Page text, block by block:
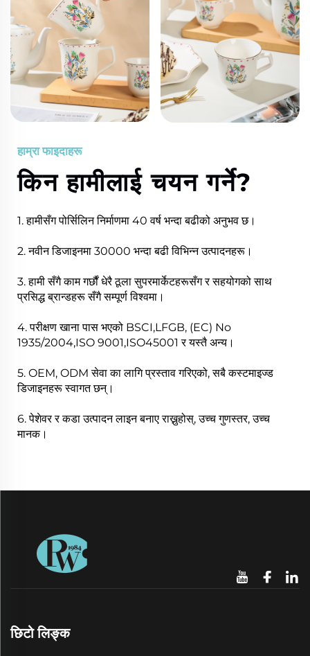
हाम्रा फाइदाहरू
किन हामीलाई चयन गर्ने?
1. हामीसँग पोर्सिलिन निर्माणमा 40 वर्ष भन्दा बढीको अनुभव छ।
2. नवीन डिजाइनमा 30000 भन्दा बढी विभिन्न उत्पादनहरू।
3. हामी सँगै काम गर्छौं धेरै ठूला सुपरमार्केटहरूसँग र सहयोगको साथ
प्रसिद्ध ब्रान्डहरू सँगै सम्पूर्ण विश्वमा।
4. परीक्षण खाना पास भएको BSCI,LFGB, (EC) No
1935/2004,ISO 9001,ISO45001 र यस्तै अन्य।
5. OEM, ODM सेवा का लागि प्रस्ताव गरिएको, सबै कस्टमाइज्ड
डिजाइनहरू स्वागत छन्।
6. पेशेवर र कडा उत्पादन लाइन बनाए राख्नुहोस्, उच्च गुणस्तर, उच्च
मानक।
छिटो लिङ्क